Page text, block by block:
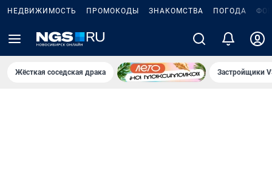
НЕДВИЖИМОСТЬ ПРОМОКОДЫ ЗНАКОМСТВА ПОГОДА
Жёсткая соседская драка Застройщики